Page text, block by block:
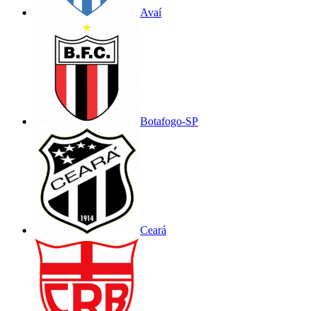
Avaí
Botafogo-SP
Ceará